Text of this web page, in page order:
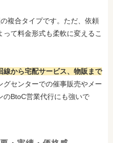
複合タイプです。ただ、依頼
て料金形式も柔軟に変えるこ
線から宅配サービス、物販まで
グセンターでの催事販売やメー
のBtoC営業代行にも強いで